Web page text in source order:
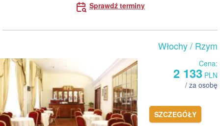
Sprawdź terminy
Włochy/ Rzym
Cena:
2 133 PLN
/ za osobę
SZCZEGÓŁY